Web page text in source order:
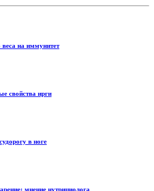
веса на иммунитет
свойства ирги
в ноге
мнение нутрициолога